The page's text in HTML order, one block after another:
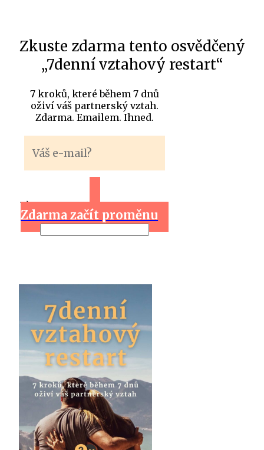
Zkuste zdarma tento osvědčený
„7denní vztahový restart“
7 kroků, které během 7 dnů
oživí váš partnerský vztah.
Zdarma. Emailem. Ihned.
Zdarma začít proměnu